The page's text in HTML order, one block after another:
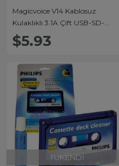
Magicvoice V14 Kablosuz
Kulaklıklı 3.1A Çift USB-SD-
Bluetooth Destekli FM
Transmitter
$5.93
TÜKENDI